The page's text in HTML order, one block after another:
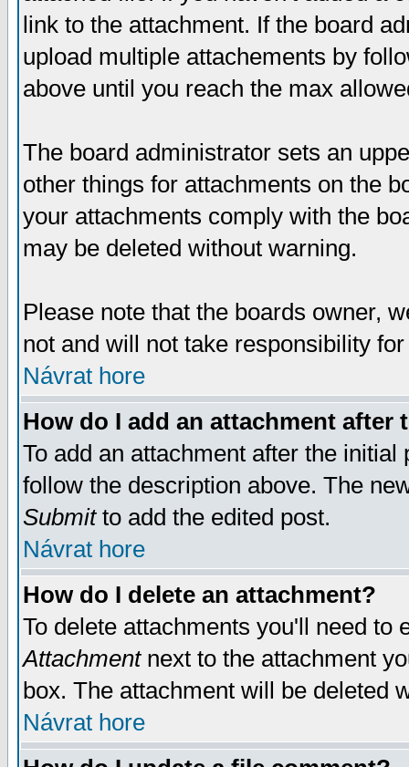
link to the attachment. If the board
upload multiple attachements by
above until you reach the max
The board administrator sets an
other things for attachments on the
your attachments comply with the
may be deleted without warning.
Please note that the boards owner,
not and will not take responsibility
Návrat hore
How do I add an attachment after
To add an attachment after the
follow the description above. The
Submitto add the edited post.
Návrat hore
How do I delete an attachment?
To delete attachments you'll need
Attachmentnext to the attachment
box. The attachment will be deleted
Návrat hore